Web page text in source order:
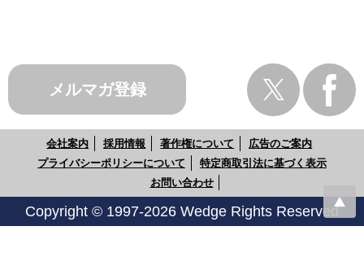
メルマガ登録
会社案内 採用情報 著作権について
広告のご案内
プライバシーポリシーについて
特定商取引法に基づく表示
お問い合わせ
Copyright © 1997-2026 Wedge Rights Reserved